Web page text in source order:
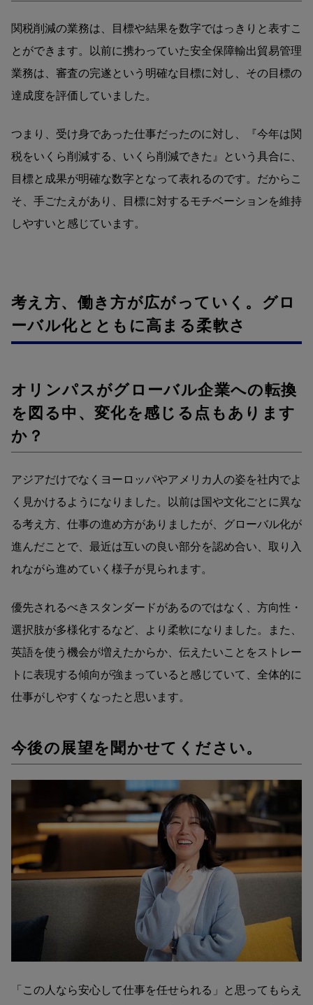
関税削減の業務は、目標や結果を数字ではっきりと表すこ
とができます。以前に携わっていた安全保障輸出貿易管理
業務は、審査の完遂という明確な目標に対し、その目標の
達成度を評価していました。
つまり、受け身であった仕事だったのに対し、『今年は関
税をいくら削減する、いくら削減できた』という具合に、
目標と成果が明確な数字となって表れるのです。だからこ
そ、手ごたえがあり、目標に対するモチベーションを維持
しやすいと感じています。
考え方、働き方が広がっていく。グロ
ーバル化とともに高まる柔軟さ
オリンパスがグローバル企業への転換
を図る中、変化を感じる点もあります
か？
アジアだけでなくヨーロッパやアメリカ人の姿を社内でよ
く見かけるようになりました。以前は国や文化ごとに異な
る考え方、仕事の進め方がありましたが、グローバル化が
進んだことで、最近は互いの良い部分を認め合い、取り入
れながら進めていく様子が見られます。
優先されるべきスタンダードがあるのではなく、方向性・
選択肢が多様化するなど、より柔軟になりました。また、
英語を使う機会が増えたからか、伝えたいことをストレー
トに表現する傾向が強まっていると感じていて、全体的に
仕事がしやすくなったと思います。
今後の展望を聞かせてください。
「この人なら安心して仕事を任せられる」と思ってもらえ